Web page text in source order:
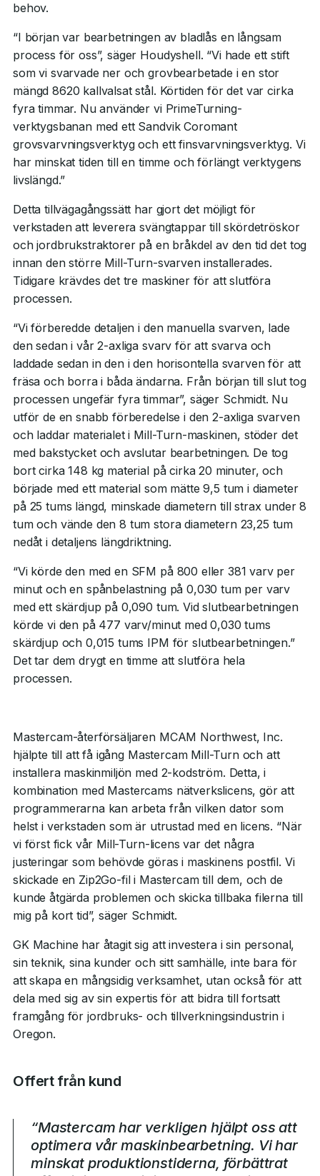
behov.
“I början var bearbetningen av bladlås en långsam
process för oss”, säger Houdyshell. “Vi hade ett stift
som vi svarvade ner och grovbearbetade i en stor
mängd 8620 kallvalsat stål. Körtiden för det var cirka
fyra timmar. Nu använder vi PrimeTurning-
verktygsbanan med ett Sandvik Coromant
grovsvarvningsverktyg och ett finsvarvningsverktyg. Vi
har minskat tiden till en timme och förlängt verktygens
livslängd.”
Detta tillvägagångssätt har gjort det möjligt för
verkstaden att leverera svängtappar till skördetröskor
och jordbrukstraktorer på en bråkdel av den tid det tog
innan den större Mill-Turn-svarven installerades.
Tidigare krävdes det tre maskiner för att slutföra
processen.
“Vi förberedde detaljen i den manuella svarven, lade
den sedan i vår 2-axliga svarv för att svarva och
laddade sedan in den i den horisontella svarven för att
fräsa och borra i båda ändarna. Från början till slut tog
processen ungefär fyra timmar”, säger Schmidt. Nu
utför de en snabb förberedelse i den 2-axliga svarven
och laddar materialet i Mill-Turn-maskinen, stöder det
med bakstycket och avslutar bearbetningen. De tog
bort cirka 148 kg material på cirka 20 minuter, och
började med ett material som mätte 9,5 tum i diameter
på 25 tums längd, minskade diametern till strax under 8
tum och vände den 8 tum stora diametern 23,25 tum
nedåt i detaljens längdriktning.
“Vi körde den med en SFM på 800 eller 381 varv per
minut och en spånbelastning på 0,030 tum per varv
med ett skärdjup på 0,090 tum. Vid slutbearbetningen
körde vi den på 477 varv/minut med 0,030 tums
skärdjup och 0,015 tums IPM för slutbearbetningen.”
Det tar dem drygt en timme att slutföra hela
processen.
Mastercam-återförsäljaren MCAM Northwest, Inc.
hjälpte till att få igång Mastercam Mill-Turn och att
installera maskinmiljön med 2-kodström. Detta, i
kombination med Mastercams nätverkslicens, gör att
programmerarna kan arbeta från vilken dator som
helst i verkstaden som är utrustad med en licens. “När
vi först fick vår Mill-Turn-licens var det några
justeringar som behövde göras i maskinens postfil. Vi
skickade en Zip2Go-fil i Mastercam till dem, och de
kunde åtgärda problemen och skicka tillbaka filerna till
mig på kort tid”, säger Schmidt.
GK Machine har åtagit sig att investera i sin personal,
sin teknik, sina kunder och sitt samhälle, inte bara för
att skapa en mångsidig verksamhet, utan också för att
dela med sig av sin expertis för att bidra till fortsatt
framgång för jordbruks- och tillverkningsindustrin i
Oregon.
Offert från kund
“Mastercam har verkligen hjälpt oss att
optimera vår maskinbearbetning. Vi har
minskat produktionstiderna, förbättrat